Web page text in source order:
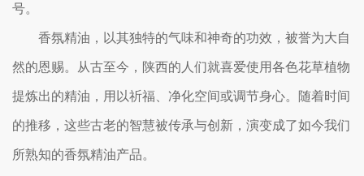
号。
香氛精油，以其独特的气味和神奇的功效，被誉为大自
然的恩赐。从古至今，陕西的人们就喜爱使用各色花草植物
提炼出的精油，用以祈福、净化空间或调节身心。随着时间
的推移，这些古老的智慧被传承与创新，演变成了如今我们
所熟知的香氛精油产品。